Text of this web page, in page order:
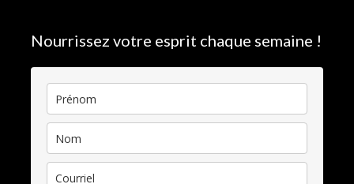
Nourrissez votre esprit chaque semaine !